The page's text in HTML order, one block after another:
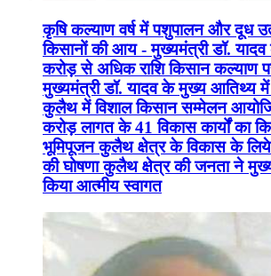
कृषि कल्याण वर्ष में पशुपालन और दूध
किसानों की आय - मुख्यमंत्री डॉ. यादव
करोड़ से अधिक राशि किसान कल्याण
मुख्यमंत्री डॉ. यादव के मुख्य आतिथ्य में
कुलैथ में विशाल किसान सम्मेलन
करोड़ लागत के 41 विकास कार्यों का
भूमिपूजन कुलैथ क्षेत्र के विकास के लिये
की घोषणा कुलैथ क्षेत्र की जनता ने
किया आत्मीय स्वागत